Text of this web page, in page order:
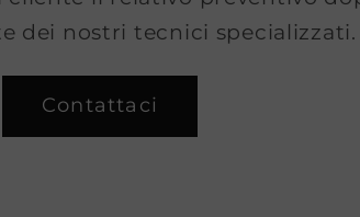
dei nostri tecnici specializzati.
Contattaci